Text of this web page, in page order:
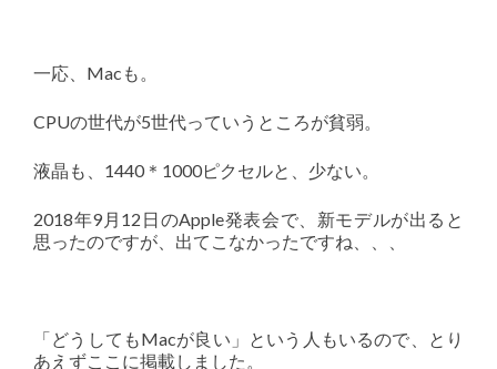
一応、Macも。
CPUの世代が5世代っていうところが貧弱。
液晶も、1440＊1000ピクセルと、少ない。
2018年9月12日のApple発表会で、新モデルが出ると
思ったのですが、出てこなかったですね、、、
「どうしてもMacが良い」という人もいるので、とり
あえずここに掲載しました。